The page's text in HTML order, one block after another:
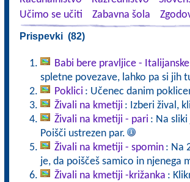
Učimo se učiti
Zabavna šola
Prispevki (82)
Babi bere pravljice -
spletne povezave, lahko pa si jih
Poklici : Učenec danim
Živali na kmetiji : Izberi žival,
Živali na kmetiji - pari : Na
Poišči ustrezen par.
Živali na kmetiji - spomin : Na
je, da poiščeš samico in njenega
Živali na kmetiji -križanka :